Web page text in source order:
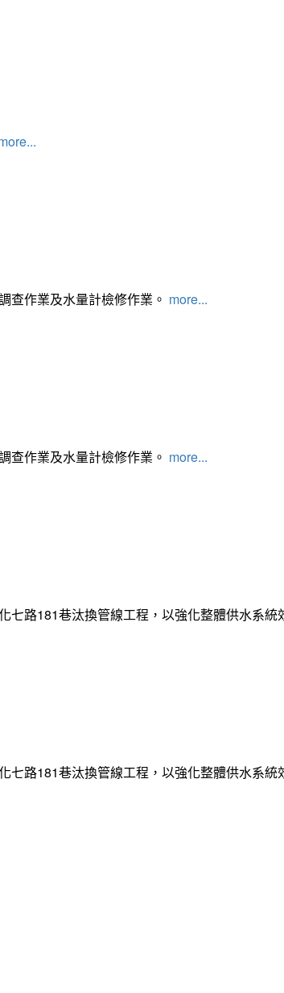
查作業及水量計檢修作業。 more...
查作業及水量計檢修作業。 more...
路181巷汰換管線工程，以強化整體供水系統
路181巷汰換管線工程，以強化整體供水系統